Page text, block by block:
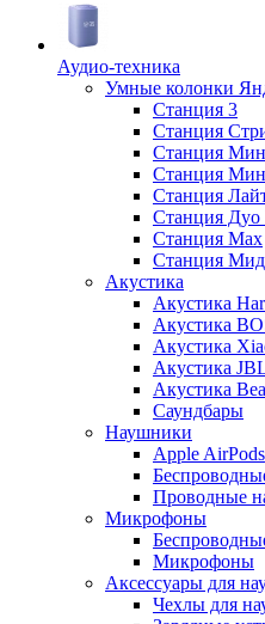
Аудио-техника
Умные колонки
Станция 3
Станция
Станция
Станция
Станция
Станция
Станция Max
Станция
Акустика
Акустика
Акустика
Акустика
Акустика
Акустика
Саундбары
Наушники
Apple AirPods
Проводные
Микрофоны
Микрофоны
Аксессуары для
Чехлы для